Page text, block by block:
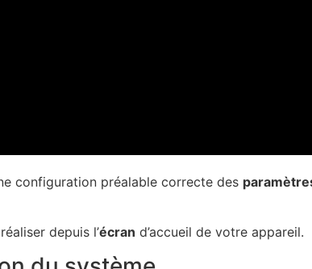
configuration préalable correcte des
depuis l’écran d’accueil de votre appareil.